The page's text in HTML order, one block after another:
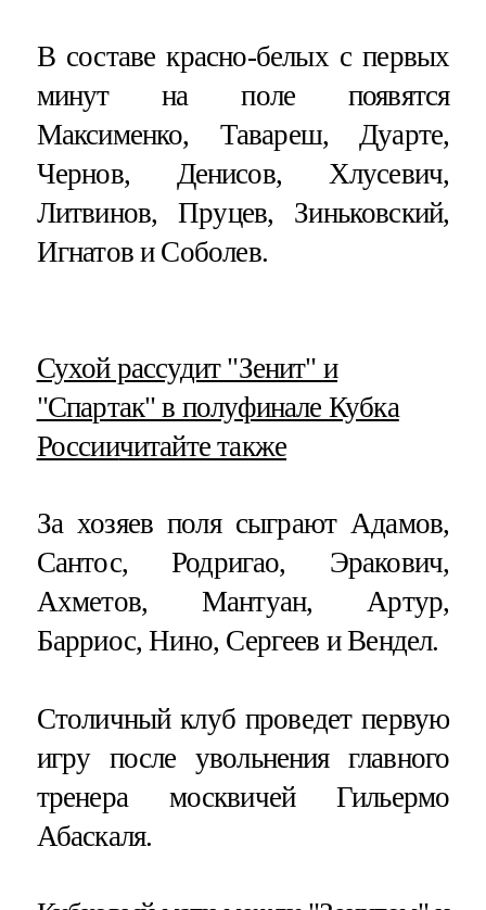
В составе красно-белых с первых
минут на поле появятся
Максименко, Тавареш, Дуарте,
Чернов, Денисов, Хлусевич,
Литвинов, Пруцев, Зиньковский,
Игнатов и Соболев.
​Сухой рассудит "Зенит" и
"Спартак" в полуфинале Кубка
Россиичитайте также
За хозяев поля сыграют Адамов,
Сантос, Родригао, Эракович,
Ахметов, Мантуан, Артур,
Барриос, Нино, Сергеев и Вендел.
Столичный клуб проведет первую
игру после увольнения главного
тренера москвичей Гильермо
Абаскаля.